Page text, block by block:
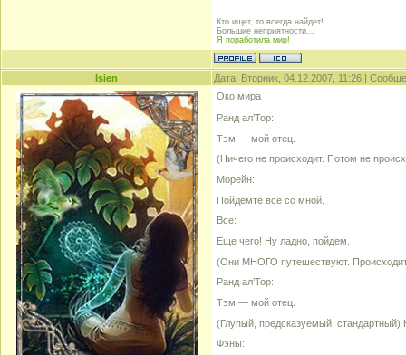
Кто ищет, то всегда найдет!
Большие неприятности...
Я поработила мир!
Isien Дата: Вторник, 04.12.2007, 11:26 |
Око мира
Ранд ал’Тор:
Тэм — мой отец.
(Ничего не происходит. Потом не
Морейн:
Пойдемте все со мной.
Все:
Еще чего! Ну ладно, пойдем.
(Они МНОГО путешествуют. Происходит
Ранд ал’Тор:
Тэм — мой отец.
(Глупый, предсказуемый,
Фэны: